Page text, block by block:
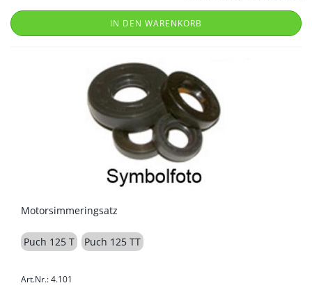
IN DEN WARENKORB
Motorsimmeringsatz
Puch 125 T Puch 125 TT
Art.Nr.: 4.101